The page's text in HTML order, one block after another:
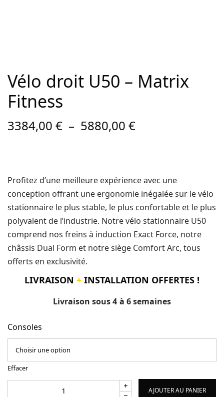
Vélo droit U50 – Matrix
Fitness
3384,00€ – 5880,00€Plage de
Profitez d’une meilleure expérience avec une
conception offrant une ergonomie inégalée sur le vélo
stationnaire le plus stable, le plus confortable et le plus
polyvalent de l’industrie. Notre vélo stationnaire U50
comprend nos freins à induction Exact Force, notre
châssis Dual Form et notre siège Comfort Arc, tous
offerts en exclusivité.
LIVRAISON + INSTALLATION OFFERTES !
Livraison sous 4 à 6 semaines
Consoles
Effacer
AJOUTER AU PANIER